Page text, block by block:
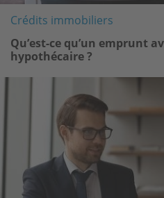
Crédits immobiliers
Qu’est-ce qu’un emprunt
hypothécaire ?